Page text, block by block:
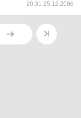
20:31 25.12.2006